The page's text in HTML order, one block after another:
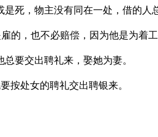
死，物主没有同在一处，借的人
的，也不必赔偿，因为他是为着
要交出聘礼来，娶她为妻。
按处女的聘礼交出聘银来。